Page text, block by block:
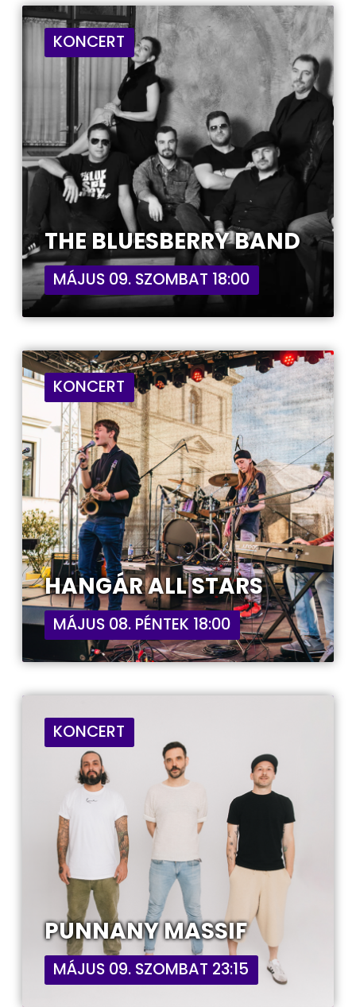
KONCERT
THE BLUESBERRY BAND
MÁJUS 09. SZOMBAT 18:00
KONCERT
HANGÁR ALL STARS
MÁJUS 08. PÉNTEK 18:00
KONCERT
PUNNANY MASSIF
MÁJUS 09. SZOMBAT 23:15